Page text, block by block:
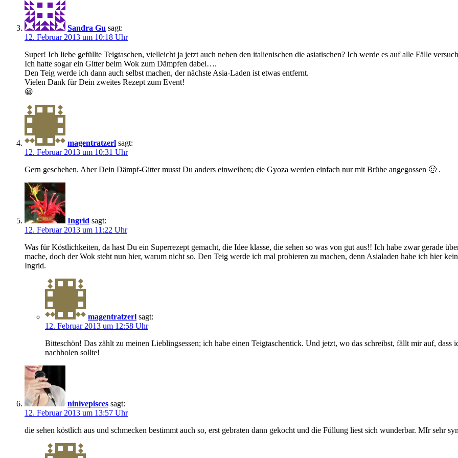
Sandra Gu sagt:
12. Februar 2013 um 10:18 Uhr
Super! Ich liebe gefüllte Teigtaschen, vielleicht ja jetzt auch neben den italienischen die asiatischen? Ich werde es auf alle Fälle
Ich hatte sogar ein Gitter beim Wok zum Dämpfen dabei….
Den Teig werde ich dann auch selbst machen, der nächste Asia-Laden ist etwas entfernt.
Vielen Dank für Dein zweites Rezept zum Event!
😀
magentratzerl sagt:
12. Februar 2013 um 10:31 Uhr
Gern geschehen. Aber Dein Dämpf-Gitter musst Du anders einweihen; die Gyoza werden einfach nur mit Brühe angegossen 🙂 .
Ingrid sagt:
12. Februar 2013 um 11:22 Uhr
Was für Köstlichkeiten, da hast Du ein Superrezept gemacht, die Idee klasse, die sehen so was von gut aus!! Ich habe zwar gerade
mache, doch der Wok steht nun hier, warum nicht so. Den Teig werde ich mal probieren zu machen, denn Asialaden habe ich hier
Ingrid.
magentratzerl sagt:
12. Februar 2013 um 12:58 Uhr
Bitteschön! Das zählt zu meinen Lieblingsessen; ich habe einen Teigtaschentick. Und jetzt, wo das schreibst, fällt mir auf, dass
nachholen sollte!
ninivepisces sagt:
12. Februar 2013 um 13:57 Uhr
die sehen köstlich aus und schmecken bestimmt auch so, erst gebraten dann gekocht und die Füllung liest sich wunderbar. MIr sehr